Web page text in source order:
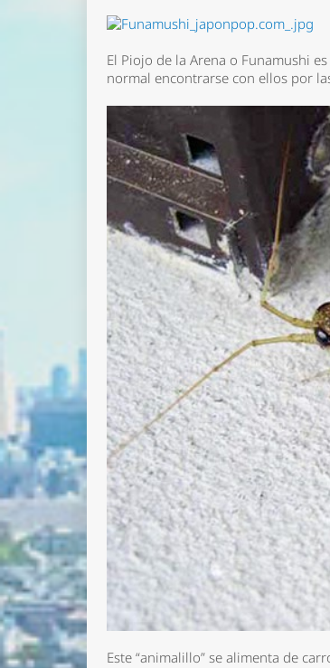
El Piojo de la Arena o Funamushi
normal encontrarse con ellos por
Este “animalillo” se alimenta de